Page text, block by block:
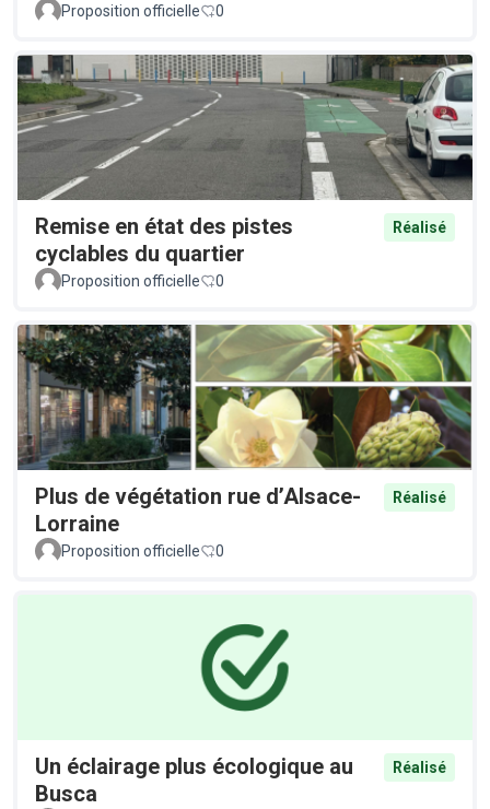
Proposition officielle 0
Remise en état des pistes
cyclables du quartier
Réalisé
Proposition officielle 0
Plus de végétation rue d’Alsace-
Lorraine
Réalisé
Proposition officielle 0
Un éclairage plus écologique au
Busca
Réalisé